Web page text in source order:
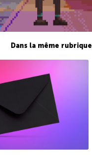
Dans la même rubrique